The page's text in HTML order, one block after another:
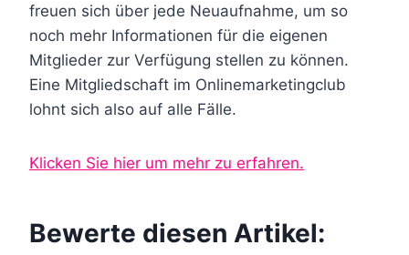
freuen sich über jede Neuaufnahme, um so
noch mehr Informationen für die eigenen
Mitglieder zur Verfügung stellen zu können.
Eine Mitgliedschaft im Onlinemarketingclub
lohnt sich also auf alle Fälle.
Klicken Sie hier um mehr zu erfahren.
Bewerte diesen Artikel: